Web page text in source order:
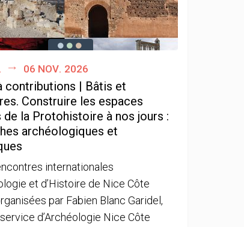
06 nov. 2026
contributions | Bâtis et
Construire les espaces
de la Protohistoire à nos jours :
archéologiques et
internationales
et d’Histoire de Nice Côte
par Fabien Blanc Garidel,
d’Archéologie Nice Côte